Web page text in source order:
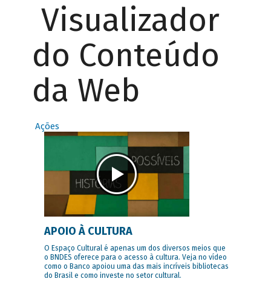
Visualizador
do Conteúdo
da Web
Ações
APOIO À CULTURA
O Espaço Cultural é apenas um dos diversos meios que
o BNDES oferece para o acesso à cultura. Veja no vídeo
como o Banco apoiou uma das mais incríveis bibliotecas
do Brasil e como investe no setor cultural.